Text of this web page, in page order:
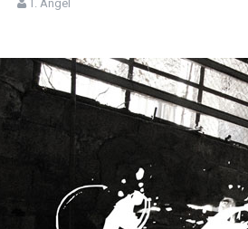
T. Angel